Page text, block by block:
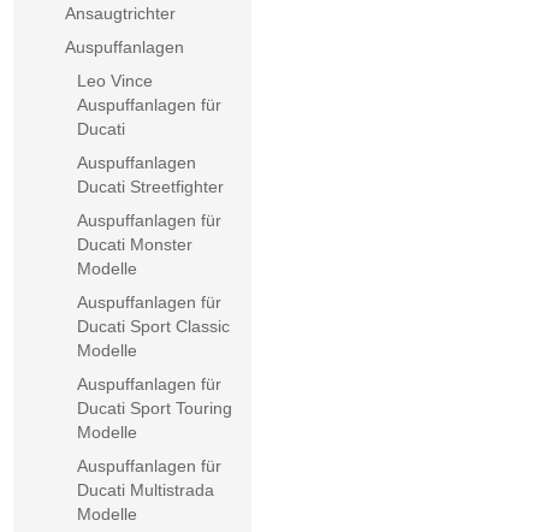
Ansaugtrichter
Auspuffanlagen
Leo Vince
Auspuffanlagen für
Ducati
Auspuffanlagen
Ducati Streetfighter
Auspuffanlagen für
Ducati Monster
Modelle
Auspuffanlagen für
Ducati Sport Classic
Modelle
Auspuffanlagen für
Ducati Sport Touring
Modelle
Auspuffanlagen für
Ducati Multistrada
Modelle